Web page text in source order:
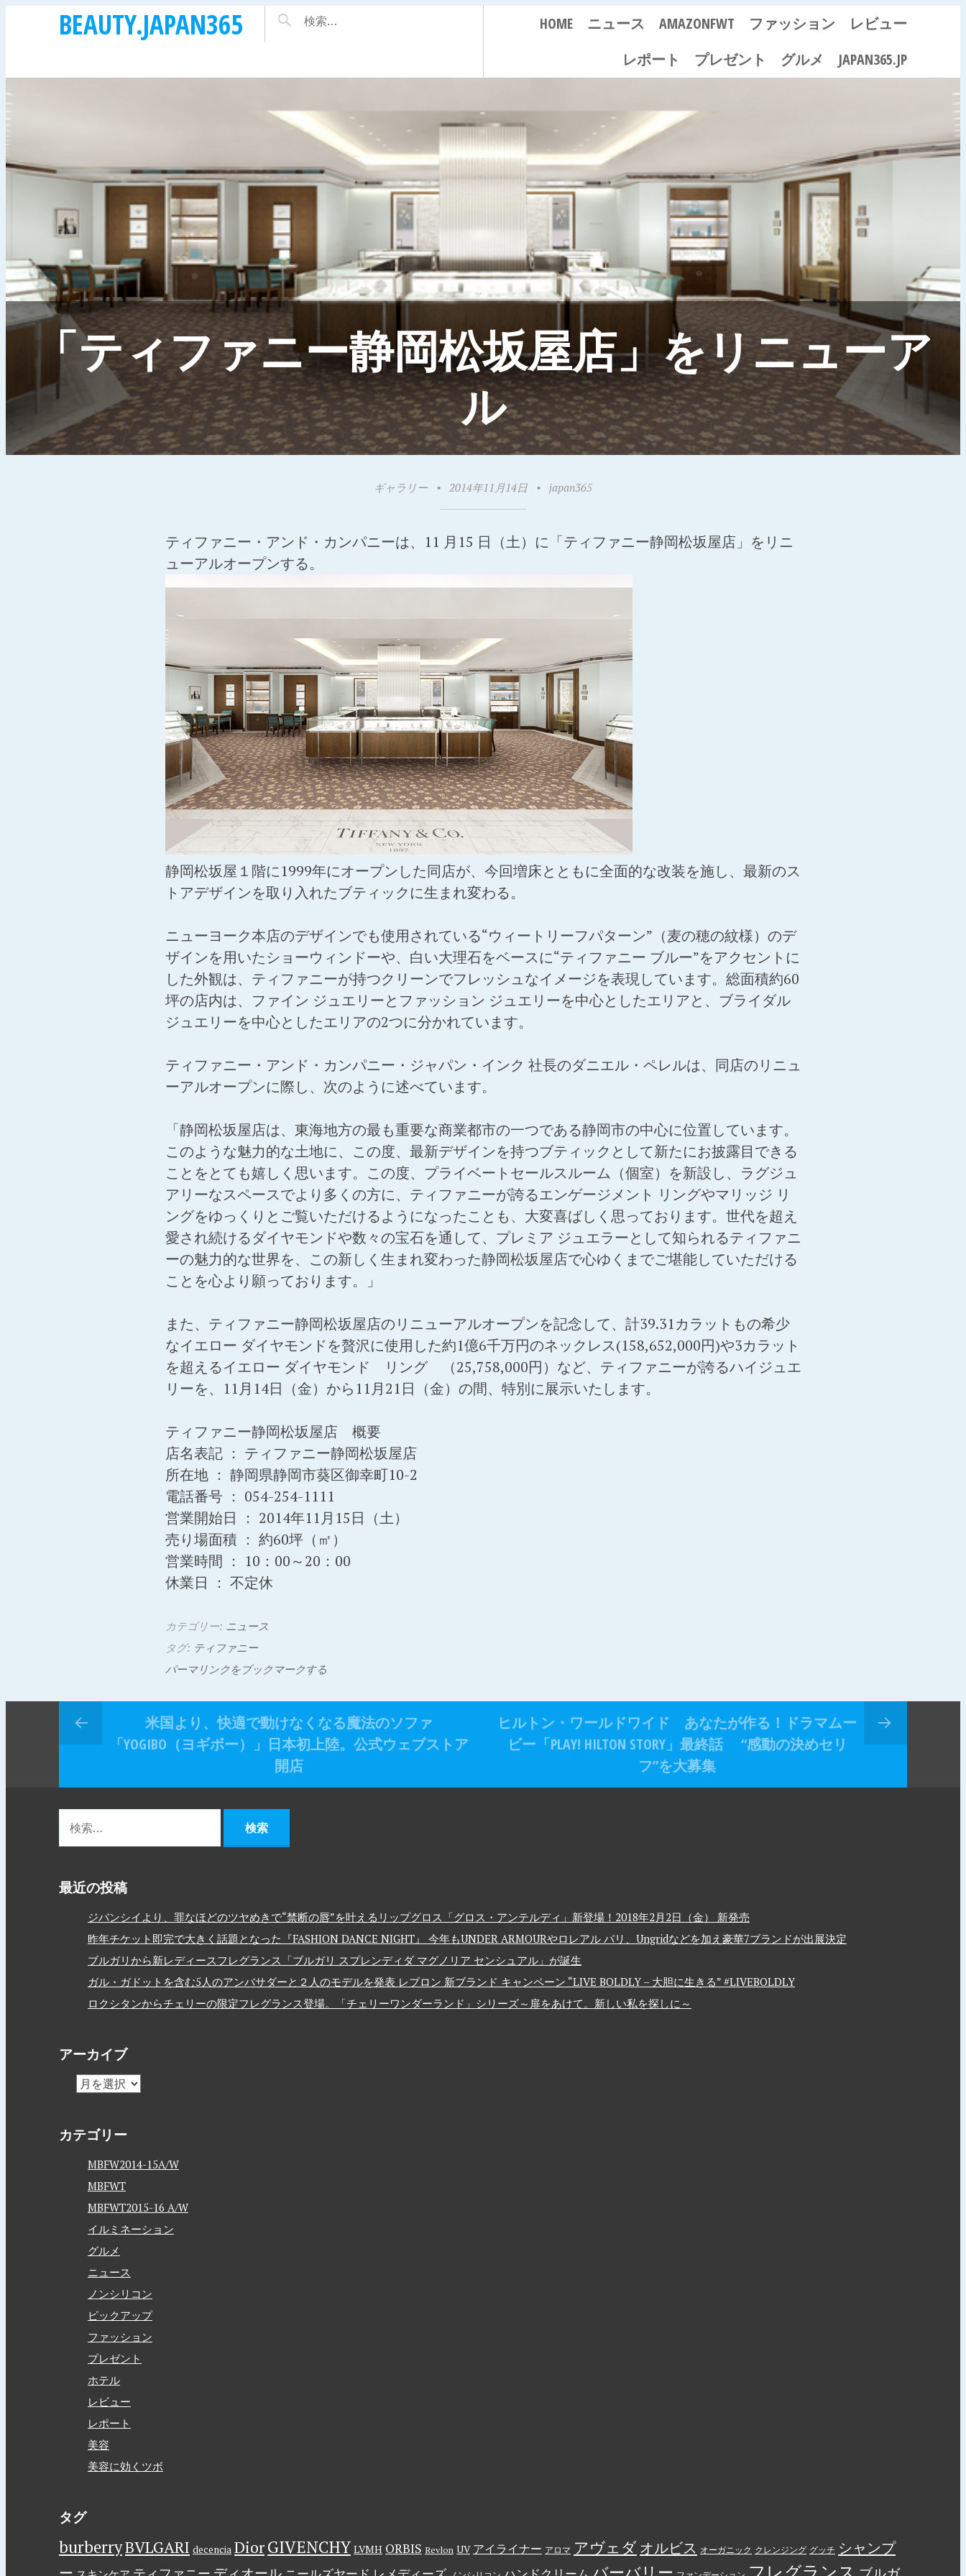
BEAUTY.JAPAN365 HOME ニュース AMAZONFWT ファッション
レビュー
レポート
プレゼント グルメ JAPAN365.JP
「ティファニー静岡松坂屋店」をリニューア
ル
ギャラリー • 2014年11月14日 • japan365
ティファニー・アンド・カンパニーは、11 月15 日（土）に「ティファニー静岡松坂屋店」をリニ
ューアルオープンする。
静岡松坂屋１階に1999年にオープンした同店が、今回増床とともに全面的な改装を施し、最新のス
トアデザインを取り入れたブティックに生まれ変わる。
ニューヨーク本店のデザインでも使用されている“ウィートリーフパターン”（麦の穂の紋様）のデ
ザインを用いたショーウィンドーや、白い大理石をベースに“ティファニー ブルー”をアクセントに
した外観は、ティファニーが持つクリーンでフレッシュなイメージを表現しています。総面積約60
坪の店内は、ファイン ジュエリーとファッション ジュエリーを中心としたエリアと、ブライダル
ジュエリーを中心としたエリアの2つに分かれています。
ティファニー・アンド・カンパニー・ジャパン・インク 社長のダニエル・ペレルは、同店のリニュ
ーアルオープンに際し、次のように述べています。
「静岡松坂屋店は、東海地方の最も重要な商業都市の一つである静岡市の中心に位置しています。
このような魅力的な土地に、この度、最新デザインを持つブティックとして新たにお披露目できる
ことをとても嬉しく思います。この度、プライベートセールスルーム（個室）を新設し、ラグジュ
アリーなスペースでより多くの方に、ティファニーが誇るエンゲージメント リングやマリッジ リ
ングをゆっくりとご覧いただけるようになったことも、大変喜ばしく思っております。世代を超え
愛され続けるダイヤモンドや数々の宝石を通して、プレミア ジュエラーとして知られるティファニ
ーの魅力的な世界を、この新しく生まれ変わった静岡松坂屋店で心ゆくまでご堪能していただける
ことを心より願っております。」
また、ティファニー静岡松坂屋店のリニューアルオープンを記念して、計39.31カラットもの希少
なイエロー ダイヤモンドを贅沢に使用した約1億6千万円のネックレス(158,652,000円)や3カラット
を超えるイエロー ダイヤモンド リング （25,758,000円）など、ティファニーが誇るハイジュエ
リーを、11月14日（金）から11月21日（金）の間、特別に展示いたします。
ティファニー静岡松坂屋店 概要
店名表記 ： ティファニー静岡松坂屋店
所在地 ： 静岡県静岡市葵区御幸町10-2
電話番号 ： 054-254-1111
営業開始日 ： 2014年11月15日（土）
売り場面積 ： 約60坪（㎡）
営業時間 ： 10：00～20：00
休業日 ： 不定休
カテゴリー: ニュース
タグ: ティファニー
パーマリンクをブックマークする
米国より、快適で動けなくなる魔法のソファ
「YOGIBO（ヨギボー）」日本初上陸。公式ウェブストア
開店
ヒルトン・ワールドワイド あなたが作る！ドラマムー
ビー「PLAY! HILTON STORY」最終話 “感動の決めセリ
フ”を大募集
最近の投稿
ジバンシイより、罪なほどのツヤめきで“禁断の唇”を叶えるリップグロス「グロス・アンテルディ」新登場！2018年2月2日（金） 新発売
昨年チケット即完で大きく話題となった『FASHION DANCE NIGHT』 今年もUNDER ARMOURやロレアル パリ、Ungridなどを加え豪華7ブランドが出展決定
ブルガリから新レディースフレグランス「ブルガリ スプレンディダ マグノリア センシュアル」が誕生
ガル・ガドットを含む5人のアンバサダーと２人のモデルを発表 レブロン 新ブランド キャンペーン “LIVE BOLDLY – 大胆に生きる” #LIVEBOLDLY
ロクシタンからチェリーの限定フレグランス登場。「チェリーワンダーランド」シリーズ～扉をあけて。新しい私を探しに～
アーカイブ
カテゴリー
MBFW2014-15A/W
MBFWT
MBFWT2015-16 A/W
イルミネーション
グルメ
ニュース
ノンシリコン
ピックアップ
ファッション
プレゼント
ホテル
レビュー
レポート
美容
美容に効くツボ
タグ
burberryBVLGARI decencia DiorGIVENCHY LVMH ORBIS Revlon UV アイライナー アロマ アヴェダオルビス オーガニック クレンジング グッチ シャンプ